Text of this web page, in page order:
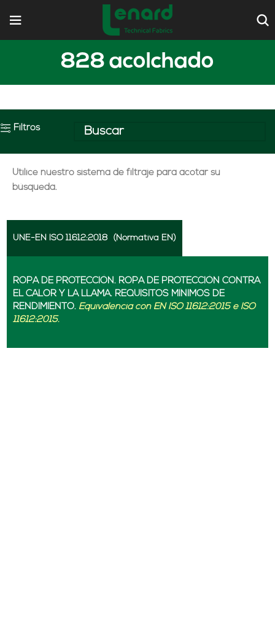
828 acolchado
Filtros
Utilice nuestro sistema de filtraje para acotar su
búsqueda.
UNE-EN ISO 11612:2018 (Normativa EN)
ROPA DE PROTECCIÓN. ROPA DE PROTECCIÓN CONTRA
EL CALOR Y LA LLAMA. REQUISITOS MÍNIMOS DE
RENDIMIENTO. Equivalencia con EN ISO 11612:2015 e ISO
11612:2015.